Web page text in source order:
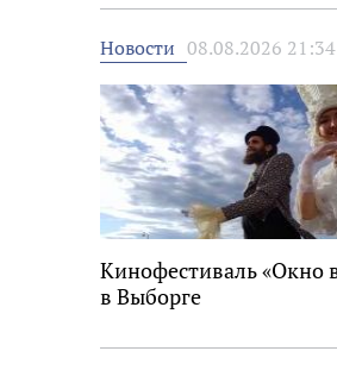
Новости 08.08.2026 21:34
Кинофестиваль «Окно
в Выборге